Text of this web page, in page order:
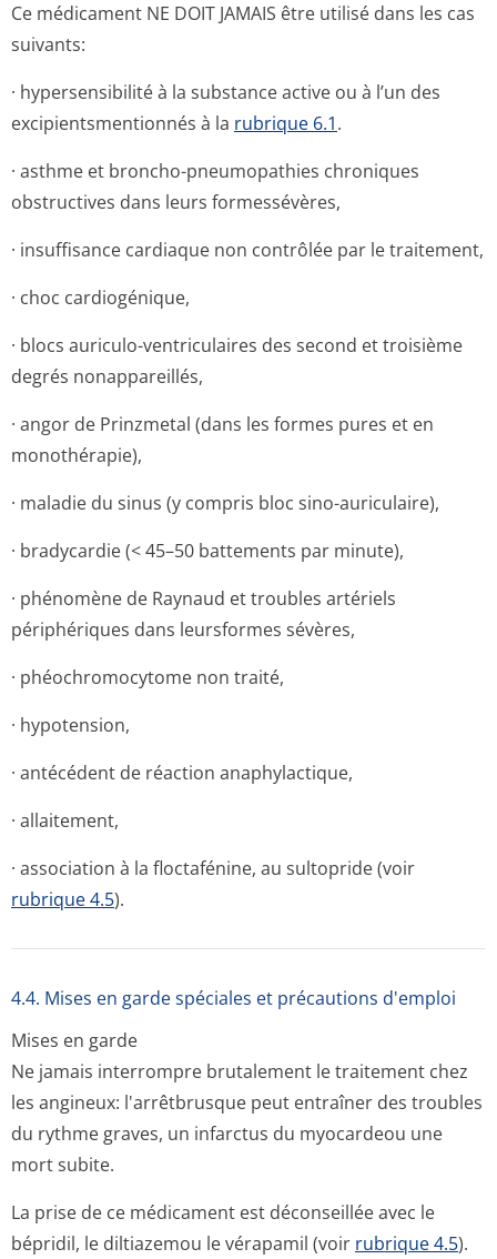
Ce médicament NE DOIT JAMAIS être utilisé dans les cas
suivants:
· hypersensibilité à la substance active ou à l’un des
excipientsmen­tionnés à la rubrique 6.1.
· asthme et broncho-pneumopathies chroniques
obstructives dans leurs formessévères,
· insuffisance cardiaque non contrôlée par le traitement,
· choc cardiogénique,
· blocs auriculo-ventriculaires des second et troisième
degrés nonappareillés,
· angor de Prinzmetal (dans les formes pures et en
monothérapie),
· maladie du sinus (y compris bloc sino-auriculaire),
· bradycardie (< 45–50 battements par minute),
· phénomène de Raynaud et troubles artériels
périphériques dans leursformes sévères,
· phéochromocytome non traité,
· hypotension,
· antécédent de réaction anaphylactique,
· allaitement,
· association à la floctafénine, au sultopride (voir
rubrique 4.5).
4.4. Mises en garde spéciales et précautions d'emploi
Mises en garde
Ne jamais interrompre brutalement le traitement chez
les angineux: l'arrêtbrusque peut entraîner des troubles
du rythme graves, un infarctus du myocardeou une
mort subite.
La prise de ce médicament est déconseillée avec le
bépridil, le diltiazemou le vérapamil (voir rubrique 4.5).